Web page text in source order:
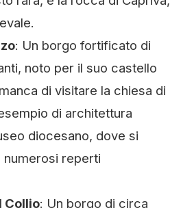
: Un borgo fortificato di
noto per il suo castello
di visitare la chiesa di
di architettura
diocesano, dove si
reperti
Collio: Un borgo di circa